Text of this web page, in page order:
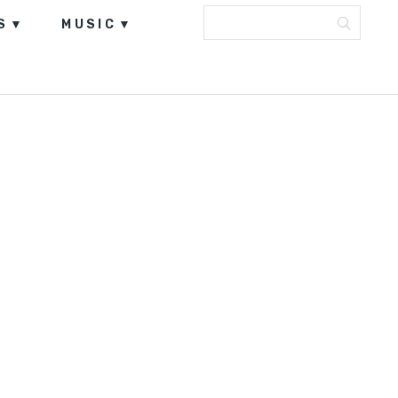
MUSIC